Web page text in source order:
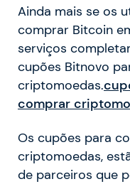
Ainda mais se os
comprar Bitcoin
serviços
cupões Bitnovo
criptomoedas.
comprar
Os cupões para
criptomoedas,
de parceiros que